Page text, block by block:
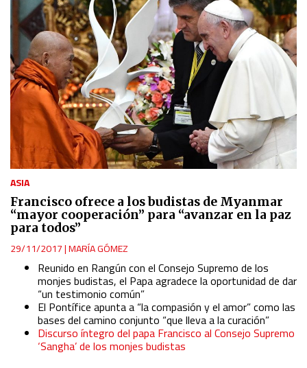
ASIA
Francisco ofrece a los budistas de Myanmar
“mayor cooperación” para “avanzar en la paz
para todos”
29/11/2017|MARÍA GÓMEZ
Reunido en Rangún con el Consejo Supremo de los
monjes budistas, el Papa agradece la oportunidad de dar
“un testimonio común”
El Pontífice apunta a “la compasión y el amor” como las
bases del camino conjunto “que lleva a la curación”
Discurso íntegro del papa Francisco al Consejo Supremo
‘Sangha’ de los monjes budistas
Use limited data to select content
IAB Special Features:
Use precise geolocation data
Identify devices based on information actively requested
Non-IAB processing purposes:
Essential
Analytical
Advertising